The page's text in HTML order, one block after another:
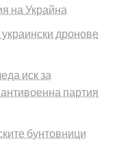
на Украйна
дронове
иск за
партия
бунтовници